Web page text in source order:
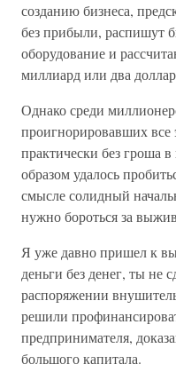
созданию бизнеса,
без прибыли, распишут
оборудование и
миллиард или два
Однако среди
проигнорировавших
практически без гроша
образом удалось
смысле солидный
нужно бороться за
Я уже давно пришел к
деньги без денег, ты не
распоряжении
решили
предпринимателя,
большого капитала.